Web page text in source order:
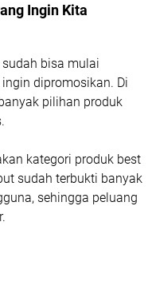
Ingin Kita
bisa mulai
dipromosikan. Di
pilihan produk
kategori produk best
sudah terbukti banyak
sehingga peluang